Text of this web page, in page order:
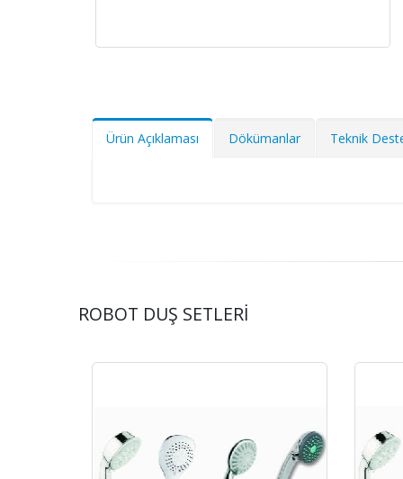
Ürün Açıklaması Dökümanlar Teknik
ROBOT DUŞ SETLERİ